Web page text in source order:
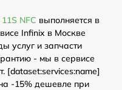
NFC выполняется в
Infinix в Москве
услуг и запчасти
- мы в сервисе
[dataset:services:name]
-15% дешевле при